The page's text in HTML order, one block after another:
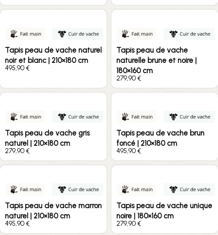
Tapis peau de vache naturel
noir et blanc | 210×180 cm
€
Tapis peau de vache
naturelle brune et noire |
180×160 cm
€
Tapis peau de vache gris
naturel | 210×180 cm
€
Tapis peau de vache brun
foncé | 210×180 cm
€
Tapis peau de vache marron
naturel | 210×180 cm
€
Tapis peau de vache unique
noire | 180×160 cm
€